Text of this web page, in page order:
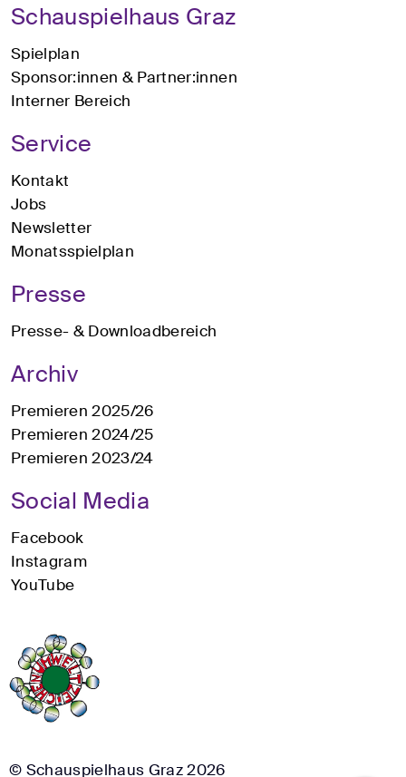
Schauspielhaus Graz
Spielplan
Sponsor:innen & Partner:innen
Interner Bereich
Service
Kontakt
Jobs
Newsletter
Monatsspielplan
Presse
Presse- & Downloadbereich
Archiv
Premieren 2025/26
Premieren 2024/25
Premieren 2023/24
Social Media
Facebook
Instagram
YouTube
© Schauspielhaus Graz 2026